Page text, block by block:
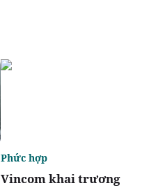
Vincom khai trương
Phức hợp